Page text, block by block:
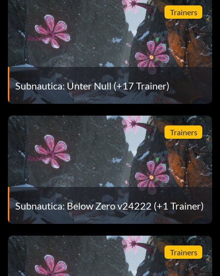
Seetang
seetang_höhle
grasbewachsen
gras_höhle
Pilz
koosh_cave
Gelee
Pilz
spärlich
Trainers
Subnautica: Unter Null (+17 Trainer)
Trainers
Subnautica: Below Zero v24222 (+1 Trainer)
Trainers